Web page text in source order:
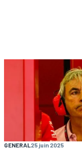
GENERAL25 juin 2025